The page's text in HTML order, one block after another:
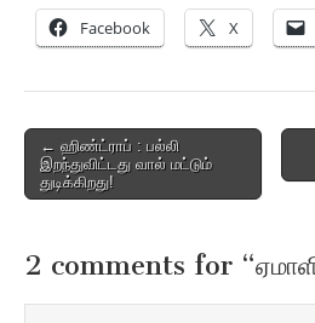
Facebook X
Post
navigation
← ஹிண்ட்ராப் : பல்லி
இறந்துவிட்டது வால் மட்டும்
துடிக்கிறது!
2 comments for “